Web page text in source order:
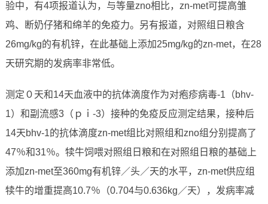
验中，有4项报道认为，与等量zno相比，zn-met可提高雏
鸡、断奶仔猪和绵羊的免疫力。另有报道，对照组日粮含
26mg/kg的有机锌，在此基础上添加25mg/kg的zn-met，在28
天研究期的发病率非常低。
测定０天和14天血液中的抗体滴度作为对疱疹病毒-1（bhv-
1）和副流感3（ｐｉ-3）接种的免疫反应测定结果，接种后
14天bhv-1的抗体滴度zn-met组比对照组和zno组分别提高了
47％和31％。犊牛饲喂对照组日粮和在对照组日粮的基础上
添加zn-met至360mg有机锌／头／天的水平，zn-met供应组
犊牛的增重提高10.7％（0.704与0.636kg／天），发病率减